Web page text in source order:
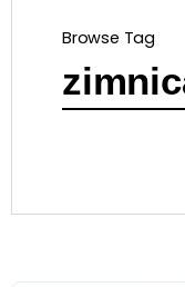
Browse Tag